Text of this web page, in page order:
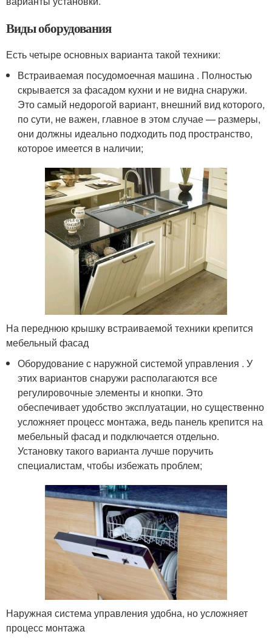
Виды оборудования
Есть четыре основных варианта такой техники:
Встраиваемая посудомоечная машина . Полностью
скрывается за фасадом кухни и не видна снаружи.
Это самый недорогой вариант, внешний вид которого,
по сути, не важен, главное в этом случае — размеры,
они должны идеально подходить под пространство,
которое имеется в наличии;
На переднюю крышку встраиваемой техники крепится
мебельный фасад
Оборудование с наружной системой управления . У
этих вариантов снаружи располагаются все
регулировочные элементы и кнопки. Это
обеспечивает удобство эксплуатации, но существенно
усложняет процесс монтажа, ведь панель крепится на
мебельный фасад и подключается отдельно.
Установку такого варианта лучше поручить
специалистам, чтобы избежать проблем;
Наружная система управления удобна, но усложняет
процесс монтажа